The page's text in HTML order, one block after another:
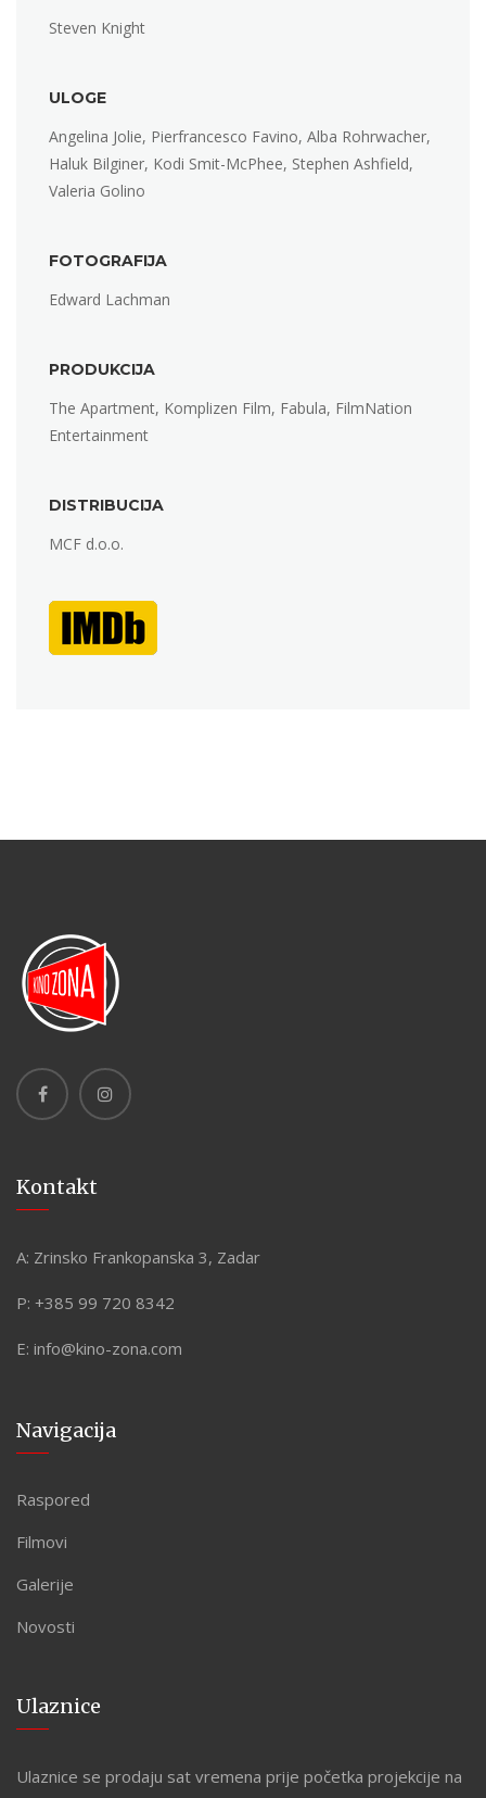
Steven Knight
ULOGE
Angelina Jolie, Pierfrancesco Favino, Alba Rohrwacher,
Haluk Bilginer, Kodi Smit-McPhee, Stephen Ashfield,
Valeria Golino
FOTOGRAFIJA
Edward Lachman
PRODUKCIJA
The Apartment, Komplizen Film, Fabula, FilmNation
Entertainment
DISTRIBUCIJA
MCF d.o.o.
Kontakt
A: Zrinsko Frankopanska 3, Zadar
P: +385 99 720 8342
E: info@kino-zona.com
Navigacija
Raspored
Filmovi
Galerije
Novosti
Ulaznice
Ulaznice se prodaju sat vremena prije početka projekcije na